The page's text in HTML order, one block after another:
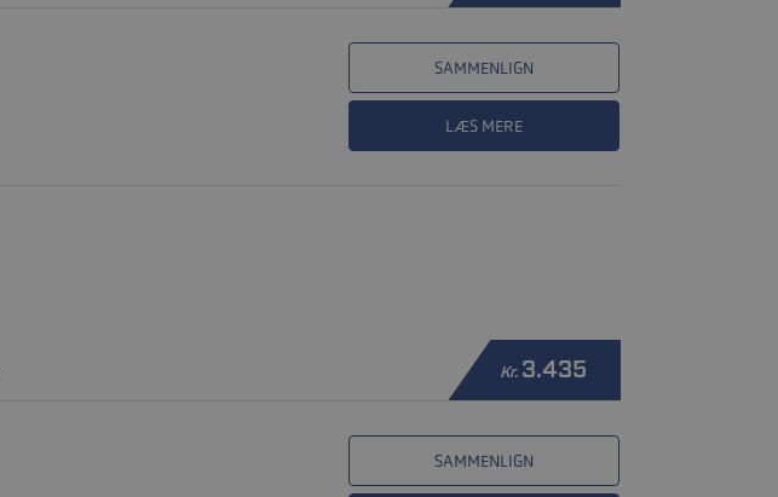
SAMMENLIGN
LÆS MERE
Kr. 3.435
SAMMENLIGN